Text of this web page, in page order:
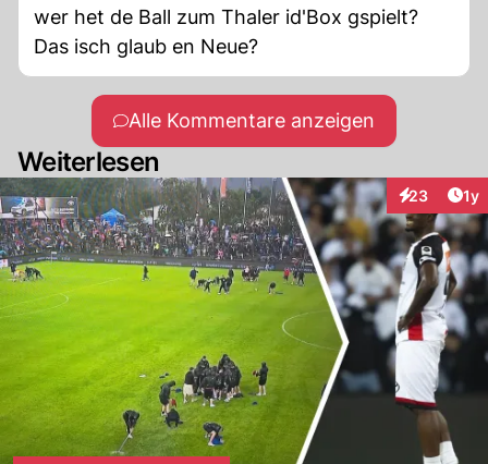
wer het de Ball zum Thaler id'Box gspielt?
Das isch glaub en Neue?
Alle Kommentare anzeigen
Weiterlesen
23 1y